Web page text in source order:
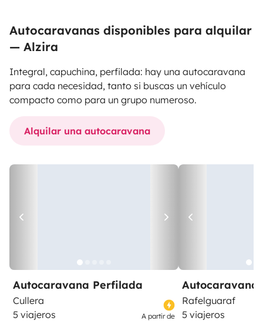
Autocaravanas disponibles para alquilar
— Alzira
Integral, capuchina, perfilada: hay una autocaravana
para cada necesidad, tanto si buscas un vehículo
compacto como para un grupo numeroso.
Alquilar una autocaravana
Autocaravana Perfilada
Cullera
5 viajeros
A partir de
Autocaravana
Rafelguaraf
5 viajeros